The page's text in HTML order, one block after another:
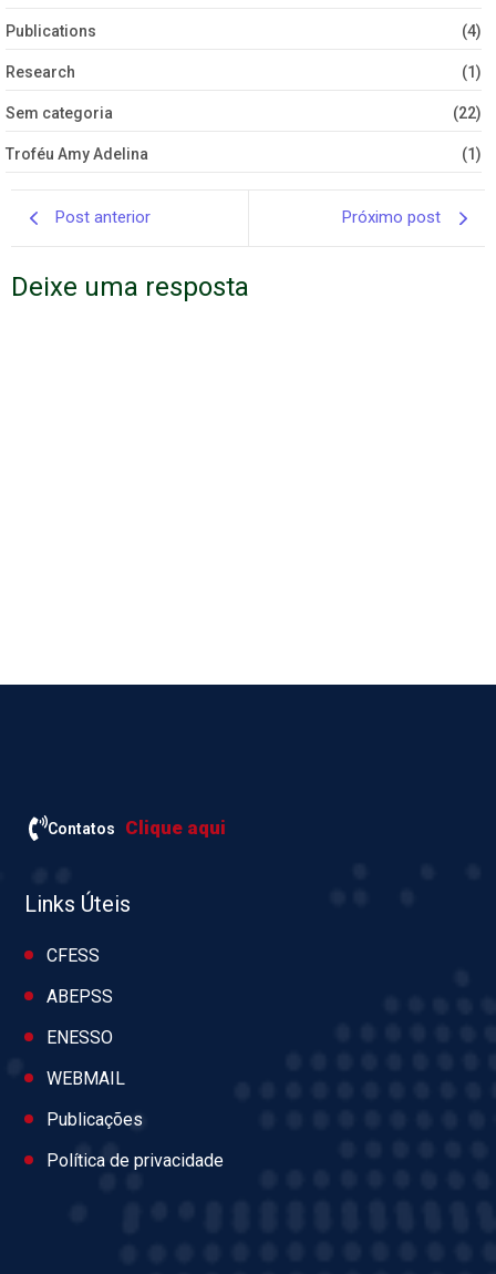
Publications (4)
Research (1)
Sem categoria (22)
Troféu Amy Adelina (1)
Post anterior Próximo post
Deixe uma resposta
Contatos Clique aqui
Links Úteis
CFESS
ABEPSS
ENESSO
WEBMAIL
Publicações
Política de privacidade